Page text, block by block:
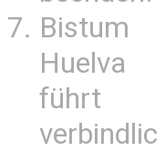
Bistum
Huelva
führt
verbindlic